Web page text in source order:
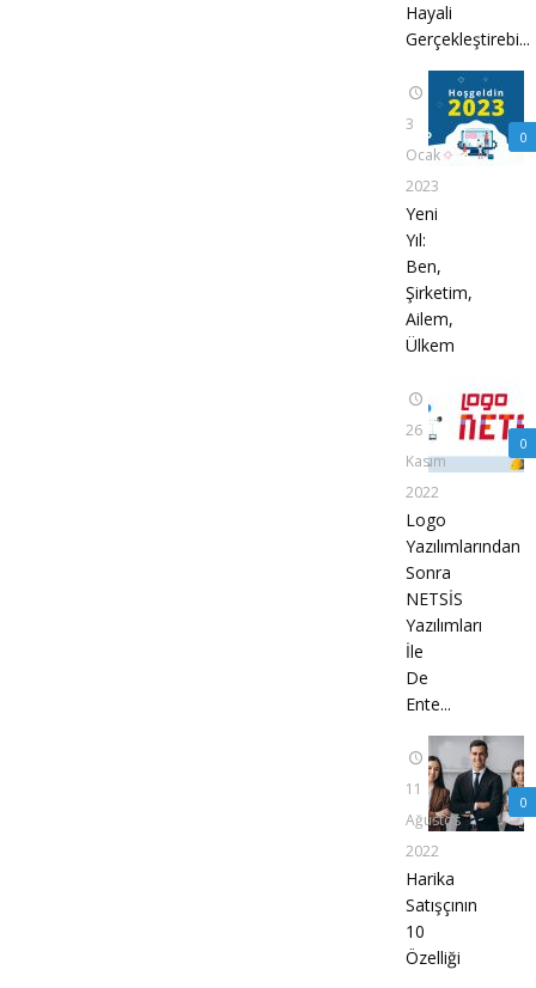
Hayali
Gerçekleştirebi...
0
3
Ocak
2023
Yeni
Yıl:
Ben,
Şirketim,
Ailem,
Ülkem
0
26
Kasım
2022
Logo
Yazılımlarından
Sonra
NETSİS
Yazılımları
İle
De
Ente...
0
11
Ağustos
2022
Harika
Satışçının
10
Özelliği